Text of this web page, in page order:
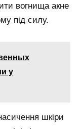
вогнища акне
під силу.
у
шкіри